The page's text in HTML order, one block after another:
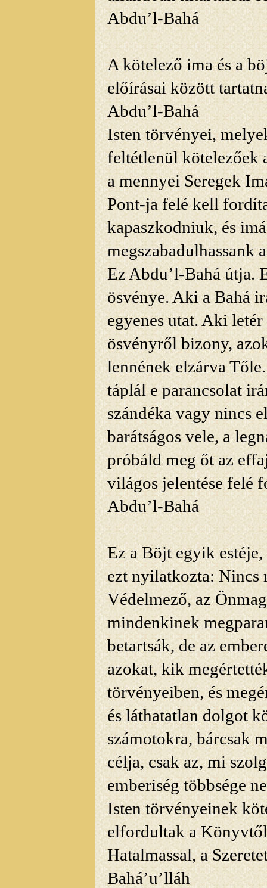
Abdu’l-Bahá
A kötelező ima és a
előírásai között
Abdu’l-Bahá
Isten törvényei,
feltétlenül kötelezőek
a mennyei Seregek
Pont-jafelé kell
kapaszkodniuk, és
megszabadulhassank
Ez Abdu’l-Bahá útja.
ösvénye. Aki a Bahá
egyenes utat. Aki
ösvényről bizony,
lennének elzárva
táplál e parancsolat
szándéka vagy nincs
barátságos vele, a
próbáld meg őt az
világos jelentésefelé
Abdu’l-Bahá
Ez a Böjt egyik
ezt nyilatkozta: Nincs
Védelmező, az
mindenkinek
betartsák, de az
azokat, kik
törvényeiben, és
és láthatatlan dolgot
számotokra, bárcsak
célja, csak az, mi
emberiség többsége
Istentörvényeinek
elfordultak a
Hatalmassal, a
Bahá’u’lláh